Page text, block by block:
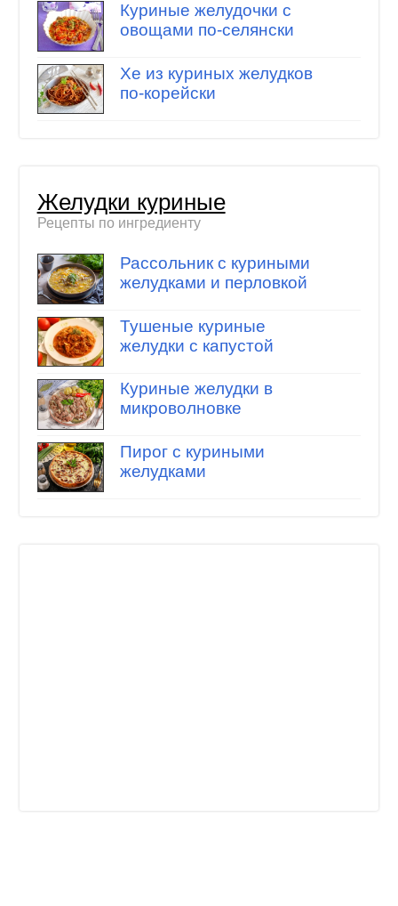
Куриные желудочки с
овощами по-селянски
Хе из куриных желудков
по-корейски
Желудки куриные
Рецепты по ингредиенту
Рассольник с куриными
желудками и перловкой
Тушеные куриные
желудки с капустой
Куриные желудки в
микроволновке
Пирог с куриными
желудками